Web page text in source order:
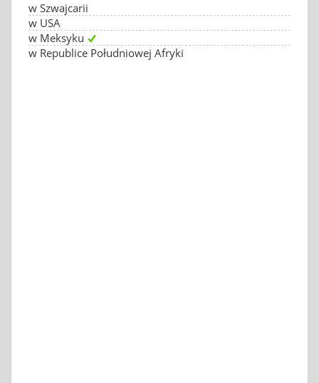
w Szwajcarii
w USA
w Meksyku
w Republice Południowej Afryki